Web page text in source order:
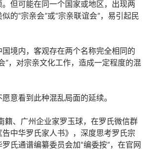
但可能在同一个国家或地区，出现两
的“宗亲会”或“宗亲联谊会”，易引起民
境内，客观存在两个名称完全相同的
”，对宗亲文化工作，造成一定程度的混
意看到此种混乱局面的延续。
籍、广州企业家罗玉球，在罗氏微信群
中华罗氏家人书》，深度思考罗氏宗
氏通谱编纂委员会加“编委按”，在官网